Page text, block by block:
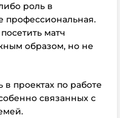
роль в
профессиональная.
матч
образом, но не
проектах по работе
связанных с